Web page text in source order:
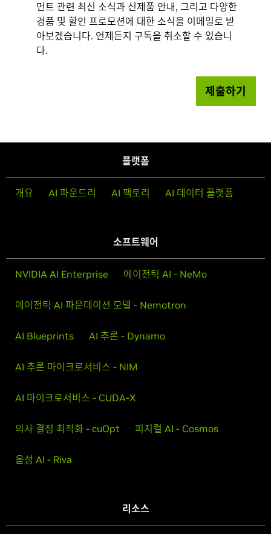
먼트 관련 최신 소식과 신제품 안내, 그리고 다양한
경품 및 할인 프로모션에 대한 소식을 이메일로 받
아보겠습니다. 언제든지 구독을 취소할 수 있습니
다.
제출하기
플랫폼
개요 AI 파운드리 AI 팩토리 AI 데이터 플랫폼
소프트웨어
NVIDIA AI Enterprise 에이전틱 AI - NeMo
에이전틱 AI 파운데이션 모델 - Nemotron
AI Blueprints AI 추론 - Dynamo
AI 추론 마이크로서비스 - NIM
AI 마이크로서비스 - CUDA-X
의사 결정 최적화 - cuOpt 피지컬 AI - Cosmos
음성 AI - Riva
리소스